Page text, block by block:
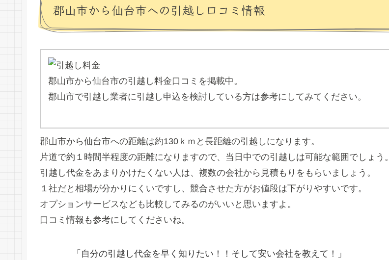
郡山市から仙台市への引越し口コミ情報
郡山市から仙台市の引越し料金口コミを掲載中。
郡山市で引越し業者に引越し申込を検討している方は参考にしてみてください。
郡山市から仙台市への距離は約130ｋｍと長距離の引越しになります。
片道で約１時間半程度の距離になりますので、当日中での引越しは可能な範囲でしょう。
引越し代金をあまりかけたくない人は、複数の会社から見積もりをもらいましょう。
１社だと相場が分かりにくいですし、競合させた方がお値段は下がりやすいです。
オプションサービスなども比較してみるのがいいと思いますよ。
口コミ情報も参考にしてくださいね。
「自分の引越し代金を早く知りたい！！そして安い会社を教えて！」